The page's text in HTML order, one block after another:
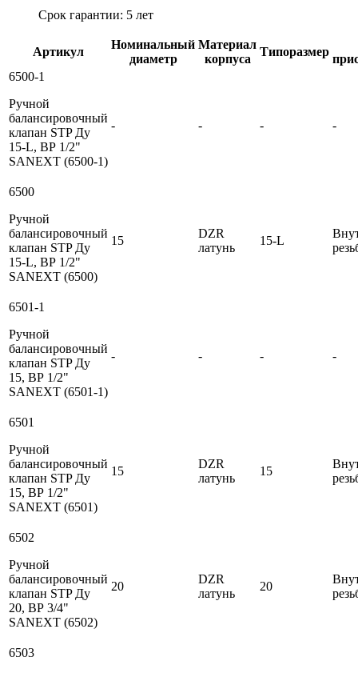
Срок гарантии: 5 лет
Артикул
Номинальный
диаметр
Материал
корпуса
Типоразмер
6500-1
Ручной
балансировочный
клапан STP Ду
15-L, ВР 1/2"
SANEXT (6500-1)
- - - -
6500
Ручной
балансировочный
клапан STP Ду
15-L, ВР 1/2"
SANEXT (6500)
15
DZR
латунь
15-L
6501-1
Ручной
балансировочный
клапан STP Ду
15, ВР 1/2"
SANEXT (6501-1)
- - - -
6501
Ручной
балансировочный
клапан STP Ду
15, ВР 1/2"
SANEXT (6501)
15
DZR
латунь
15
6502
Ручной
балансировочный
клапан STP Ду
20, ВР 3/4"
SANEXT (6502)
20
DZR
латунь
20
6503